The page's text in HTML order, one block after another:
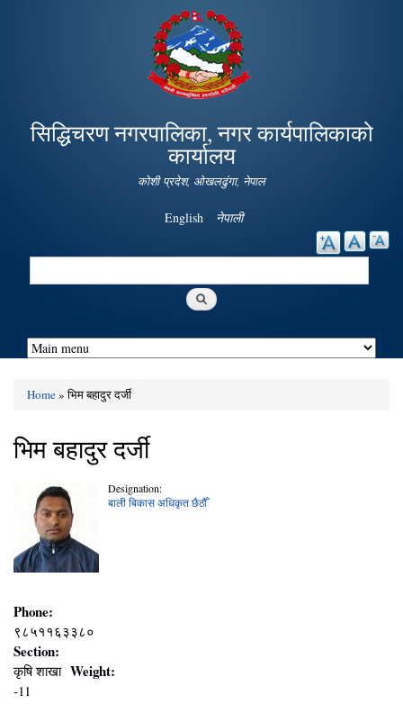
Skip to
main
content
सिद्धिचरण नगरपालिका, नगर कार्यपालिकाको
कार्यालय
कोशी प्रदेश, ओखलढुंगा, नेपाल
English नेपाली
Search
You are here
Home» भिम बहादुर दर्जी
भिम बहादुर दर्जी
Designation:
बाली बिकास अधिकृत छैठौँ
Phone:
९८५११६३३८०
Section:
कृषि शाखा Weight:
-11